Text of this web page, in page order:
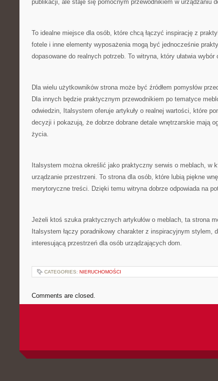
publikacji, ale staje się pomocnym przewodnikiem w urządzaniu
To idealne miejsce dla osób, które chcą łączyć inspirację z
fotele i inne elementy wyposażenia mogą być jednocześnie
dopasowane do realnych potrzeb. To witryna, który ułatwia wybór
Dla wielu użytkowników strona może być źródłem pomysłów
Dla innych będzie praktycznym przewodnikiem po tematyce
odwiedzin, Italsystem oferuje artykuły o realnej wartości, które
decyzji i pokazują, że dobrze dobrane detale wnętrzarskie mają
życia.
Italsystem można określić jako praktyczny serwis o meblach, w
urządzanie przestrzeni. To strona dla osób, które lubią piękne
merytoryczne treści. Dzięki temu witryna dobrze odpowiada na
Jeżeli ktoś szuka praktycznych artykułów o meblach, ta strona
Italsystem łączy poradnikowy charakter z inspiracyjnym stylem,
interesującą przestrzeń dla osób urządzających dom.
CATEGORIES: NIERUCHOMOŚCI
Comments are closed.